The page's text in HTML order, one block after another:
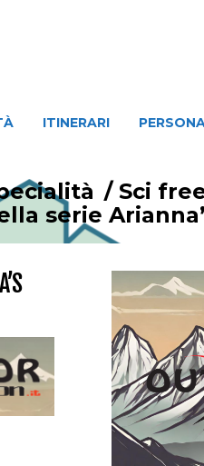
ITINERARI
/ Sci
serie